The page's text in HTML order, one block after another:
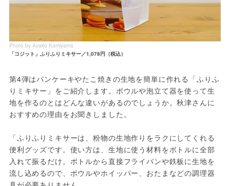
Photo by Ayako Kamiyama
「コジット」ふりふりミキサー／1,078円（税込）
第4弾はパンケーキやたこ焼きの生地を簡単に作れる「ふりふ
りミキサー」をご紹介します。ボウルや泡立て器を使って生
地を作るのとはどんな違いがあるのでしょうか。秋津さんに
おすすめの理由をお聞きしました。
「ふりふりミキサーは、粉物の生地作りをラクにしてくれる
便利グッズです。使い方は、生地に使う材料をボトルに全部
入れて振るだけ。ボトルから直接フライパンや鉄板に生地を
流し込めるので、ボウルやホイッパー、おたまなどの調理器